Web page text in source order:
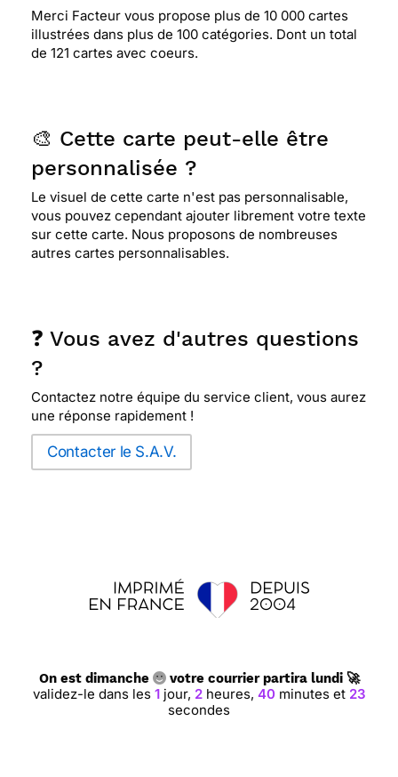
Merci Facteur vous propose plus de 10 000 cartes
illustrées dans plus de 100 catégories. Dont un total
de 121 cartes avec coeurs.
🎨 Cette carte peut-elle être
personnalisée ?
Le visuel de cette carte n'est pas personnalisable,
vous pouvez cependant ajouter librement votre texte
sur cette carte. Nous proposons de nombreuses
autres cartes personnalisables.
❓ Vous avez d'autres questions
?
Contactez notre équipe du service client, vous aurez
une réponse rapidement !
Contacter le S.A.V.
On est dimanche votre courrier partira lundi 🚀
validez-le dans les 1 jour, 2 heures, 40 minutes et 22
secondes